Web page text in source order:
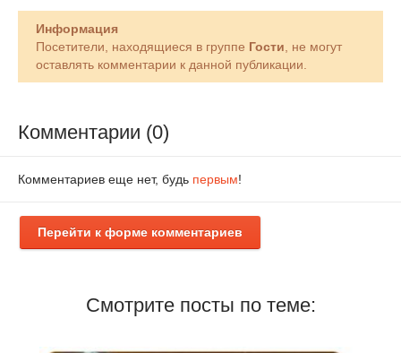
Информация
Посетители, находящиеся в группе Гости , не могут
оставлять комментарии к данной публикации.
Комментарии (0)
Комментариев еще нет, будь первым!
Перейти к форме комментариев
Смотрите посты по теме: